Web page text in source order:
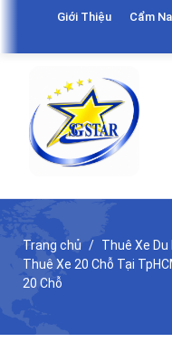
Giới Thiệu Cẩm
Trang chủ
Thuê Xe Du
Thuê Xe 20 Chỗ Tại
20 Chỗ